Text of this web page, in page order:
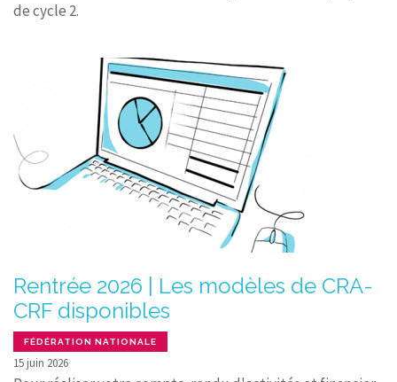
de cycle 2.
Rentrée 2026 | Les modèles de CRA-
CRF disponibles
FÉDÉRATION NATIONALE
15 juin 2026